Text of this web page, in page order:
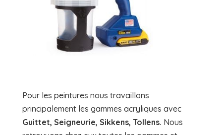
Pour les peintures nous travaillons
principalement les gammes acryliques avec
Guittet, Seigneurie, Sikkens, Tollens. Nous